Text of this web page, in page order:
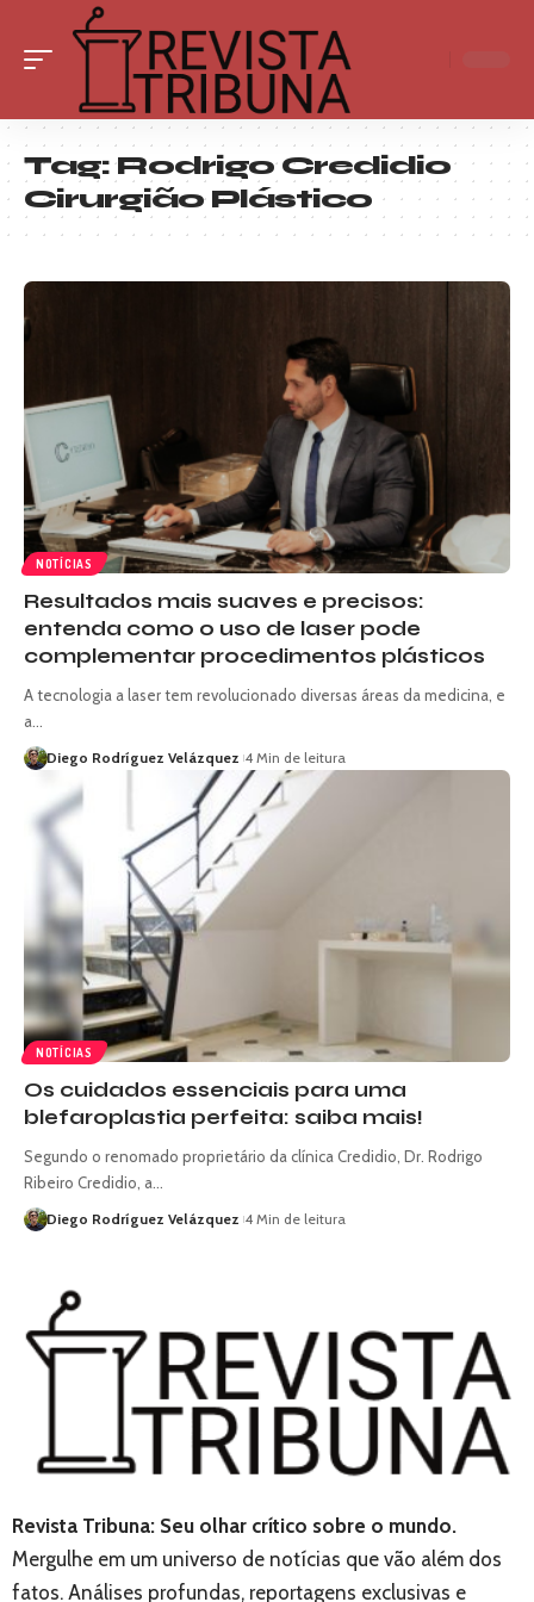
Tag:Rodrigo Credidio
Cirurgião Plástico
NOTÍCIAS
Resultados mais suaves e precisos:
entenda como o uso de laser pode
complementar procedimentos plásticos
A tecnologia a laser tem revolucionado diversas áreas da medicina, e
a…
Diego Rodríguez Velázquez 4 Min de leitura
NOTÍCIAS
Os cuidados essenciais para uma
blefaroplastia perfeita: saiba mais!
Segundo o renomado proprietário da clínica Credidio, Dr. Rodrigo
Ribeiro Credidio, a…
Diego Rodríguez Velázquez 4 Min de leitura
Revista Tribuna: Seu olhar crítico sobre o mundo.
Mergulhe em um universo de notícias que vão além dos
fatos. Análises profundas, reportagens exclusivas e